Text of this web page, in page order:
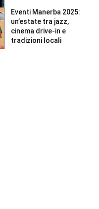
Eventi Manerba 2025:
un’estate tra jazz,
cinema drive-in e
tradizioni locali